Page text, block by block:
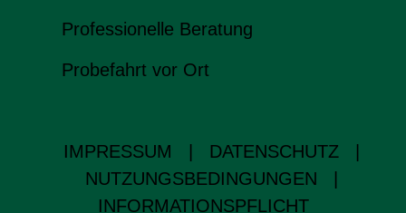
Professionelle Beratung
Probefahrt vor Ort
IMPRESSUM DATENSCHUTZ
NUTZUNGSBEDINGUNGEN
INFORMATIONSPFLICHT